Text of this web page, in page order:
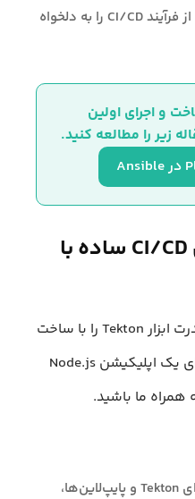
می‌کند و می‌توانید هر مرحله از فرآیند CI/CD را به دلخواه
و اجرای اولین
ساخت یک پایپ‌لاین CI/CD ساده با
در این بخش اجازه بدهید، قدرت ابزار Tekton را با ساخت
یک پایپ‌لاین ساده CI/CD برای یک اپلیکیشن Node.js
ما باشید.
: برای اجرای Tekton و پایپ‌لاین‌ها،